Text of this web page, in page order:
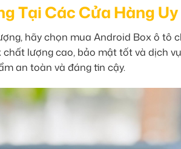
Tại Các Cửa Hàng
hãy chọn mua Android Box ô tô
lượng cao, bảo mật tốt và dịch
an toàn và đáng tin cậy.